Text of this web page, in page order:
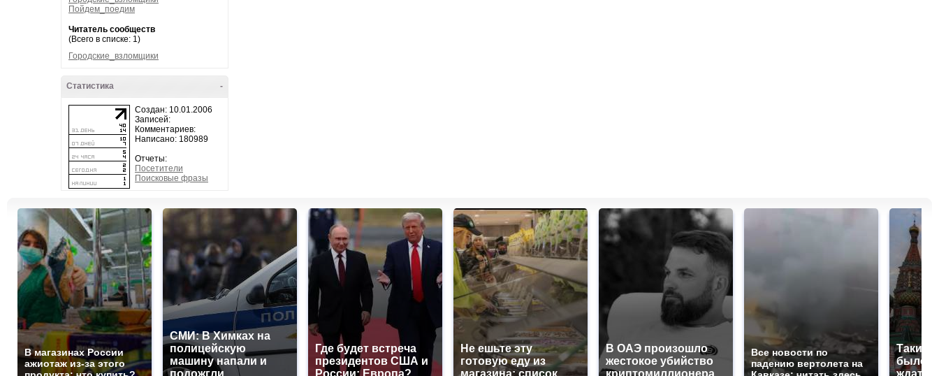
Пойдем_поедим
Читатель сообществ
(Всего в списке: 1)
Городские_взломщики
-
Статистика
Создан: 10.01.2006
Записей:
Комментариев:
Написано: 180989
Отчеты:
Посетители
Поисковые фразы
В магазинах России
ажиотаж из-за этого
СМИ: В Химках на
полицейскую
машину напали и
подожгли.
Где будет встреча
президентов США и
России: Европа?
Не ешьте эту
готовую еду из
магазина: список
В ОАЭ произошло
жестокое убийство
криптомиллионера
Все новости по
падению вертолета на
Таких
было с
ждать